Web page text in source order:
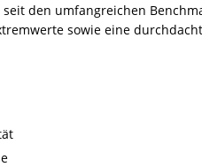
den umfangreichen
sowie eine